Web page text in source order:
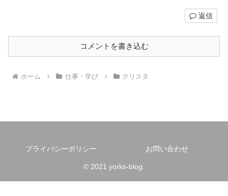
返信
コメントを書き込む
ホーム 仕事・学び クリスタ
プライバシーポリシー お問い合わせ
© 2021 yorks-blog.